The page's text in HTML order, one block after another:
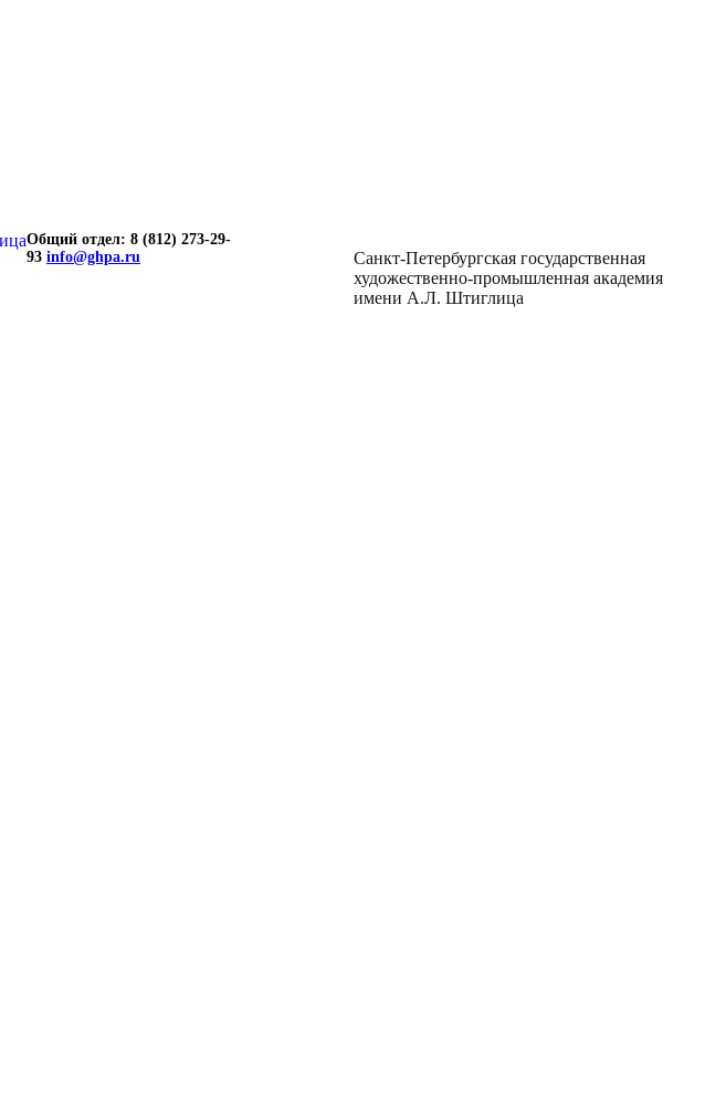
Санкт-Петербургская государственная
художественно-промышленная академия
имени А.Л. Штиглица
Общий отдел: 8 (812) 273-29-
93 info@ghpa.ru